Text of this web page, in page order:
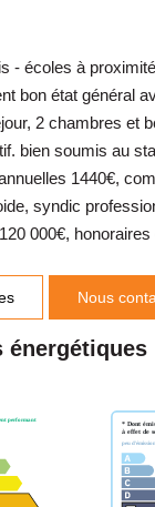
- écoles à
bon état général
2 chambres et
bien soumis au
1440€,
syndic
000€,
Nous
énergétiques